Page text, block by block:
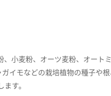
小麦粉、オーツ麦粉、オート
イモなどの栽培植物の種子や
す。